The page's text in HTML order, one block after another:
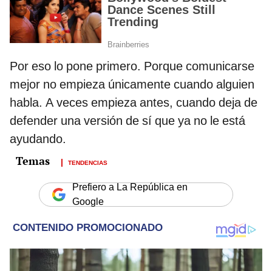
Por eso lo pone primero. Porque comunicarse
mejor no empieza únicamente cuando alguien
habla. A veces empieza antes, cuando deja de
defender una versión de sí que ya no le está
ayudando.
TENDENCIAS
Prefiero a La República en
Google